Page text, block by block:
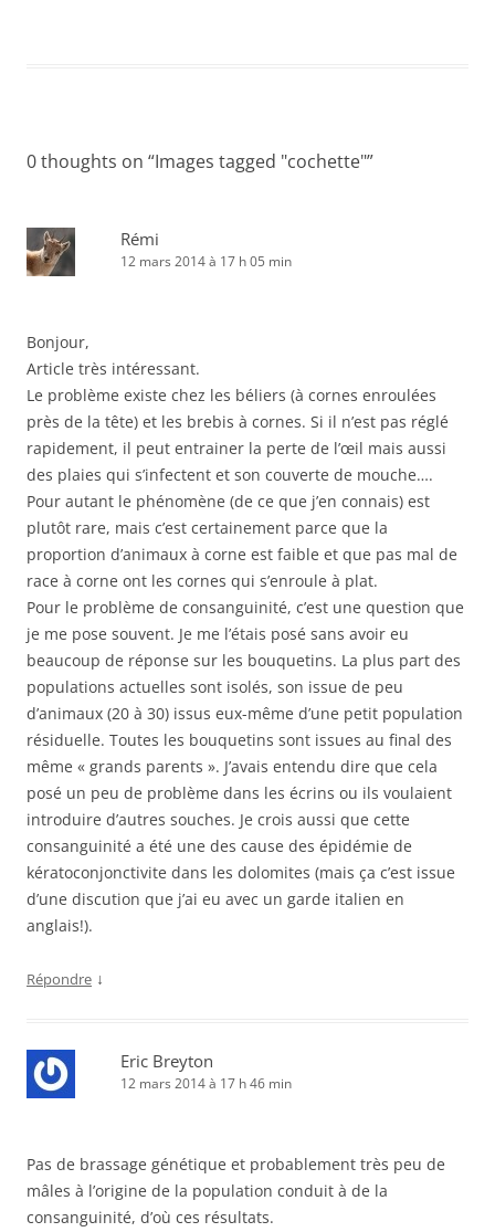
0 thoughts on “Images tagged "cochette"”
Rémi
12 mars 2014 à 17 h 05 min
Bonjour,
Article très intéressant.
Le problème existe chez les béliers (à cornes enroulées
près de la tête) et les brebis à cornes. Si il n’est pas réglé
rapidement, il peut entrainer la perte de l’œil mais aussi
des plaies qui s’infectent et son couverte de mouche….
Pour autant le phénomène (de ce que j’en connais) est
plutôt rare, mais c’est certainement parce que la
proportion d’animaux à corne est faible et que pas mal de
race à corne ont les cornes qui s’enroule à plat.
Pour le problème de consanguinité, c’est une question que
je me pose souvent. Je me l’étais posé sans avoir eu
beaucoup de réponse sur les bouquetins. La plus part des
populations actuelles sont isolés, son issue de peu
d’animaux (20 à 30) issus eux-même d’une petit population
résiduelle. Toutes les bouquetins sont issues au final des
même « grands parents ». J’avais entendu dire que cela
posé un peu de problème dans les écrins ou ils voulaient
introduire d’autres souches. Je crois aussi que cette
consanguinité a été une des cause des épidémie de
kératoconjonctivite dans les dolomites (mais ça c’est issue
d’une discution que j’ai eu avec un garde italien en
anglais!).
Répondre ↓
Eric Breyton
12 mars 2014 à 17 h 46 min
Pas de brassage génétique et probablement très peu de
mâles à l’origine de la population conduit à de la
consanguinité, d’où ces résultats.